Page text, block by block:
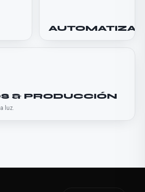
& PRODUCCIÓN
luz.